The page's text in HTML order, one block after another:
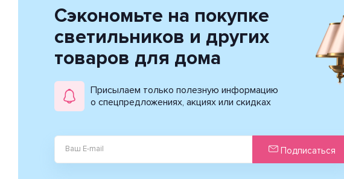
Сэкономьте на покупке
светильников и других
товаров для дома
Присылаем только полезную информацию
о спецпредложениях, акциях или скидках
Подписаться